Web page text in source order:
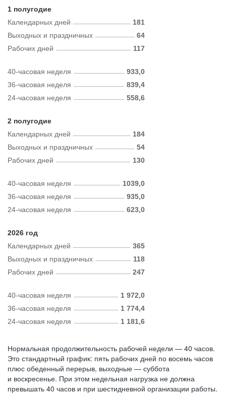
1 полугодие
Календарных дней
181
Рабочих дней 117
Выходных и праздничных 64
40-часовая неделя
933,0
36-часовая неделя
839,4
24-часовая неделя
558,6
2 полугодие
Календарных дней
184
Рабочих дней 130
Выходных и праздничных 54
40-часовая неделя
1039,0
36-часовая неделя
935,0
24-часовая неделя
623,0
2026 год
Календарных дней
365
Рабочих дней 247
Выходных и праздничных 118
40-часовая неделя
1 972,0
36-часовая неделя
1 774,4
24-часовая неделя
1 181,6
Нормальная продолжительность рабочей недели — 40 часов.
Это стандартный график: пять рабочих дней по восемь часов
плюс обеденный перерыв, выходные — суббота
и воскресенье. При этом недельная нагрузка не должна
превышать 40 часов и при шестидневной организации работы.